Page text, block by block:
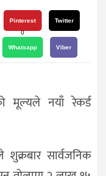
Pinterest
0
Twitter
Whatsapp Viber
मूल्यले नयाँ रेकर्ड
सार्वजनिक